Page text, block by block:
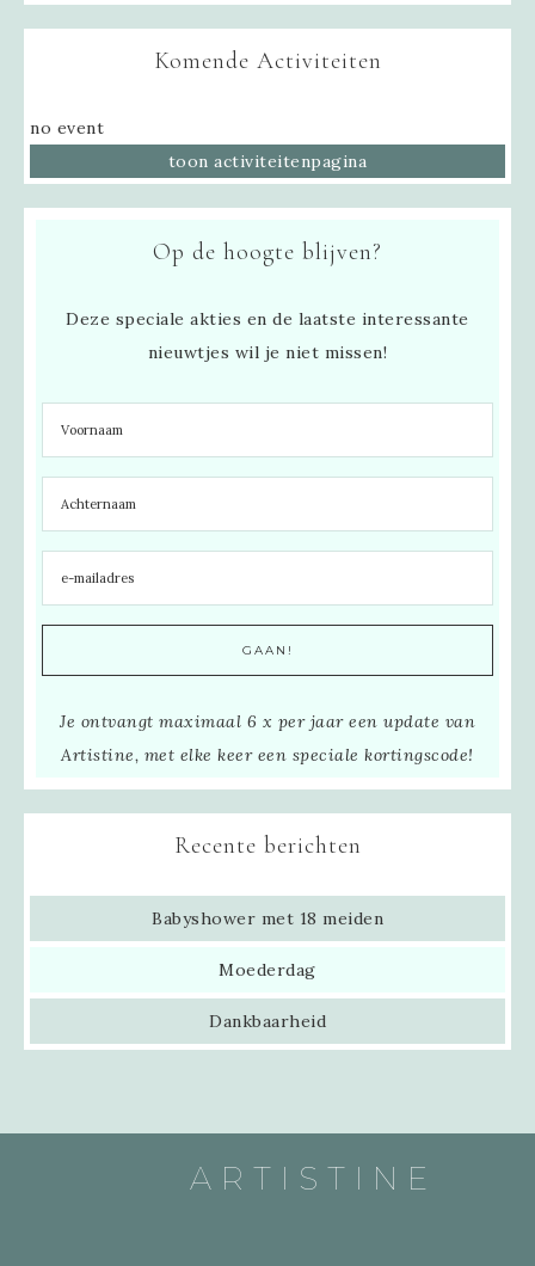
Komende Activiteiten
no event
toon activiteitenpagina
Op de hoogte blijven?
Deze speciale akties en de laatste interessante
nieuwtjes wil je niet missen!
Je ontvangt maximaal 6 x per jaar een update van
Artistine, met elke keer een speciale kortingscode!
Recente berichten
Babyshower met 18 meiden
Moederdag
Dankbaarheid
ARTISTINE